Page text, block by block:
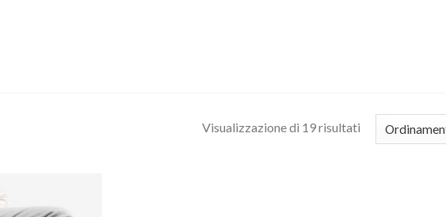
Visualizzazione di 19 risultati